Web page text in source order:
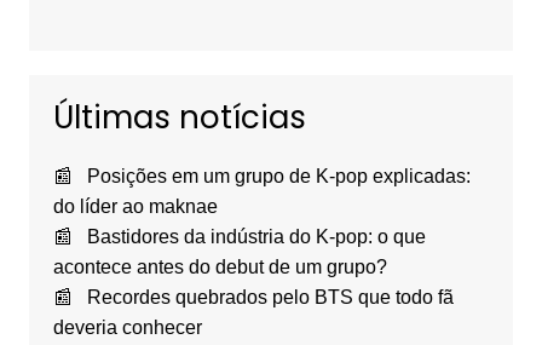
Últimas notícias
Posições em um grupo de K-pop explicadas:
do líder ao maknae
Bastidores da indústria do K-pop: o que
acontece antes do debut de um grupo?
Recordes quebrados pelo BTS que todo fã
deveria conhecer